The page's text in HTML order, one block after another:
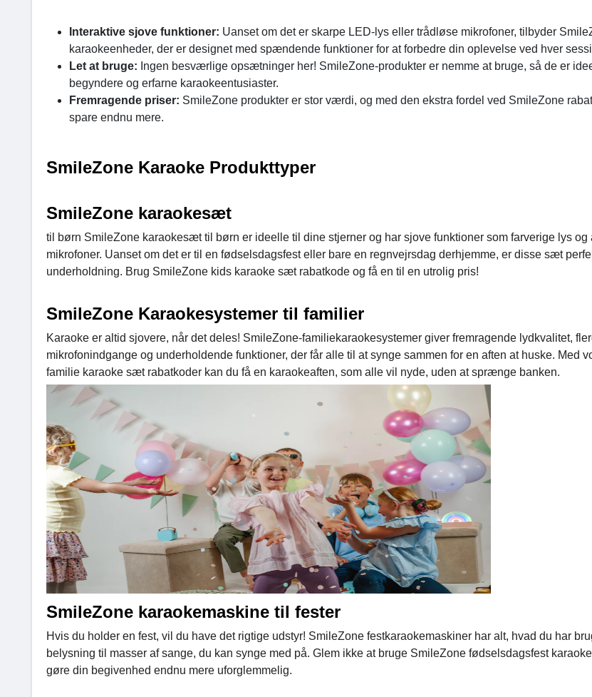
Interaktive sjove funktioner: Uanset om det er skarpe LED-lys eller trådløse mikrofoner, tilbyder
karaokeenheder, der er designet med spændende funktioner for at forbedre din oplevelse ved hver
Let at bruge: Ingen besværlige opsætninger her! SmileZone-produkter er nemme at bruge, så de er
begyndere og erfarne karaokeentusiaster.
Fremragende priser: SmileZone produkter er stor værdi, og med den ekstra fordel ved SmileZone
spare endnu mere.
SmileZone Karaoke Produkttyper
SmileZone karaokesæt
til børn SmileZone karaokesæt til børn er ideelle til dine stjerner og har sjove funktioner som farverige lys og
mikrofoner. Uanset om det er til en fødselsdagsfest eller bare en regnvejrsdag derhjemme, er disse sæt
underholdning. Brug SmileZone kids karaoke sæt rabatkode og få en til en utrolig pris!
SmileZone Karaokesystemer til familier
Karaoke er altid sjovere, når det deles! SmileZone-familiekaraokesystemer giver fremragende lydkvalitet,
mikrofonindgange og underholdende funktioner, der får alle til at synge sammen for en aften at huske. Med
familie karaoke sæt rabatkoder kan du få en karaokeaften, som alle vil nyde, uden at sprænge banken.
SmileZone karaokemaskine til fester
Hvis du holder en fest, vil du have det rigtige udstyr! SmileZone festkaraokemaskiner har alt, hvad du har
belysning til masser af sange, du kan synge med på. Glem ikke at bruge SmileZone fødselsdagsfest
gøre din begivenhed endnu mere uforglemmelig.